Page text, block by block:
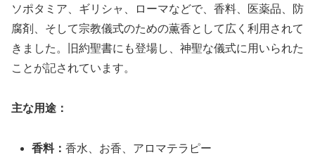
ソポタミア、ギリシャ、ローマなどで、香料、医薬品、防
腐剤、そして宗教儀式のための薫香として広く利用されて
きました。旧約聖書にも登場し、神聖な儀式に用いられた
ことが記されています。
主な用途：
香料：香水、お香、アロマテラピー